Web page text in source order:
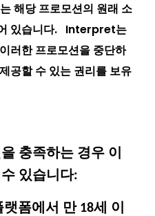
해당 프로모션의 원래 소
있습니다. Interpret는
러한 프로모션을 중단하
공할 수 있는 권리를 보유
충족하는 경우 이
있습니다:
폼에서 만 18세 이